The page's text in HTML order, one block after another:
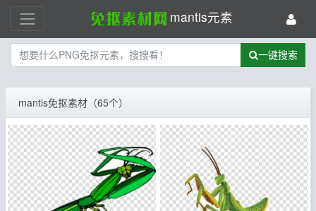
mantis元素
一键搜索
mantis免抠素材（65个）